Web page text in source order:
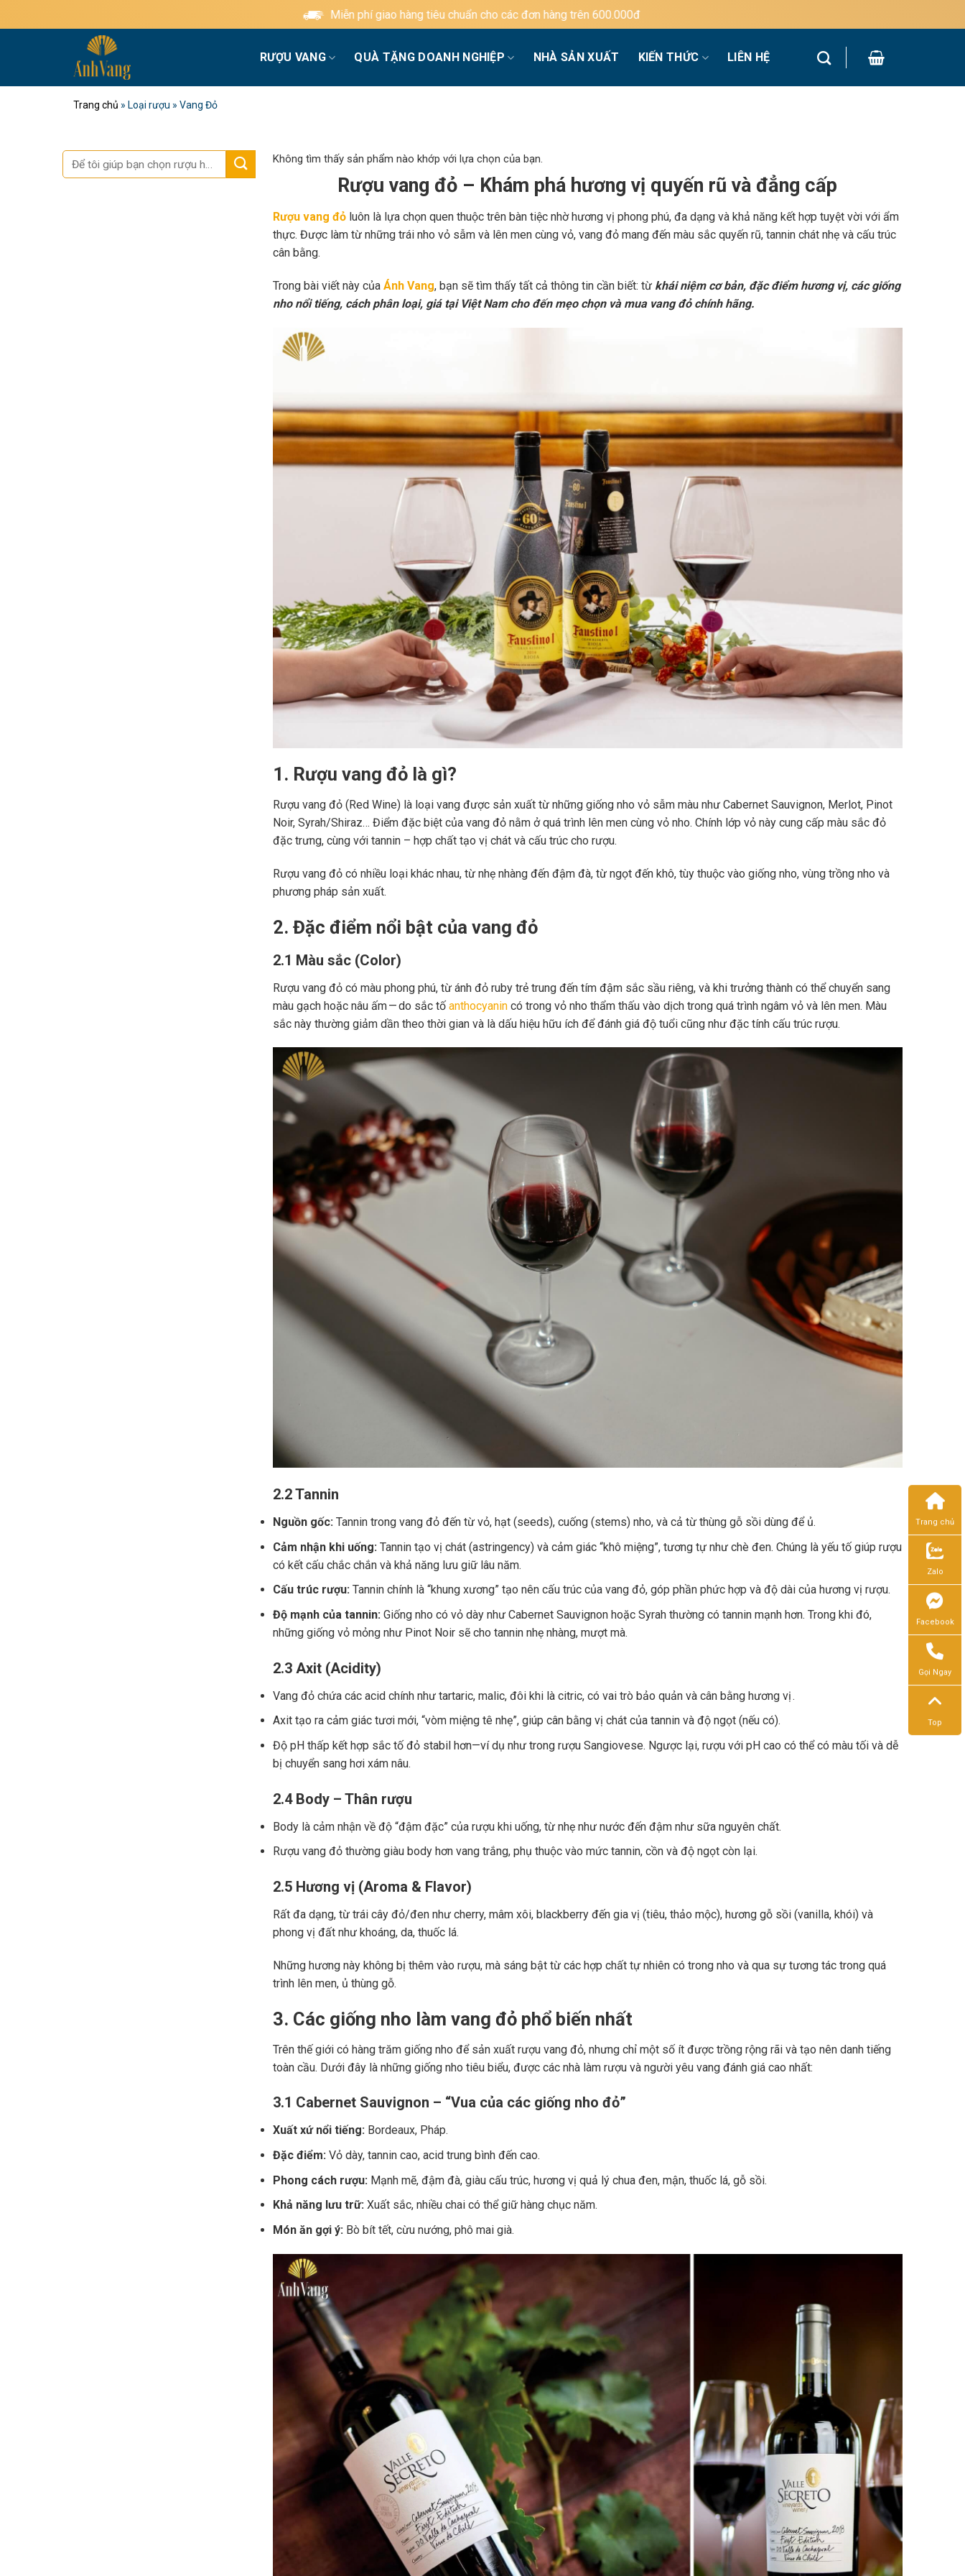
qua
Miễn phí giao hàng tiêu chuẩn cho các đơn hàng trên 600.000đ
RƯỢU VANG QUÀ TẶNG DOANH NGHIỆP NHÀ SẢN XUẤT KIẾN THỨC LIÊN HỆ
Trang chủ » Loại rượu » Vang Đỏ
Tìm
kiếm:
Không tìm thấy sản phẩm nào khớp với lựa chọn của bạn.
Rượu vang đỏ – Khám phá hương vị quyến rũ và đẳng cấp
Rượu vang đỏluôn là lựa chọn quen thuộc trên bàn tiệc nhờ hương vị phong phú, đa dạng và khả năng kết hợp tuyệt vời với ẩm
thực. Được làm từ những trái nho vỏ sẫm và lên men cùng vỏ, vang đỏ mang đến màu sắc quyến rũ, tannin chát nhẹ và cấu trúc
cân bằng.
Trong bài viết này của Ánh Vang, bạn sẽ tìm thấy tất cả thông tin cần biết: từ khái niệm cơ bản, đặc điểm hương vị, các giống
nho nổi tiếng, cách phân loại, giá tại Việt Nam cho đến mẹo chọn và mua vang đỏ chính hãng.
1. Rượu vang đỏ là gì?
Rượu vang đỏ (Red Wine) là loại vang được sản xuất từ những giống nho vỏ sẫm màu như Cabernet Sauvignon, Merlot, Pinot
Noir, Syrah/Shiraz… Điểm đặc biệt của vang đỏ nằm ở quá trình lên men cùng vỏ nho. Chính lớp vỏ này cung cấp màu sắc đỏ
đặc trưng, cùng với tannin – hợp chất tạo vị chát và cấu trúc cho rượu.
Rượu vang đỏ có nhiều loại khác nhau, từ nhẹ nhàng đến đậm đà, từ ngọt đến khô, tùy thuộc vào giống nho, vùng trồng nho và
phương pháp sản xuất.
2. Đặc điểm nổi bật của vang đỏ
2.1 Màu sắc (Color)
Rượu vang đỏ có màu phong phú, từ ánh đỏ ruby trẻ trung đến tím đậm sắc sầu riêng, và khi trưởng thành có thể chuyển sang
màu gạch hoặc nâu ấm — do sắc tố anthocyanincó trong vỏ nho thẩm thấu vào dịch trong quá trình ngâm vỏ và lên men. Màu
sắc này thường giảm dần theo thời gian và là dấu hiệu hữu ích để đánh giá độ tuổi cũng như đặc tính cấu trúc rượu.
2.2 Tannin
Nguồn gốc:Tannin trong vang đỏ đến từ vỏ, hạt (seeds), cuống (stems) nho, và cả từ thùng gỗ sồi dùng để ủ.
Cảm nhận khi uống:Tannin tạo vị chát (astringency) và cảm giác “khô miệng”, tương tự như chè đen. Chúng là yếu tố giúp rượu
có kết cấu chắc chắn và khả năng lưu giữ lâu năm.
Cấu trúc rượu:Tannin chính là “khung xương” tạo nên cấu trúc của vang đỏ, góp phần phức hợp và độ dài của hương vị rượu.
Độ mạnh của tannin:Giống nho có vỏ dày như Cabernet Sauvignon hoặc Syrah thường có tannin mạnh hơn. Trong khi đó,
những giống vỏ mỏng như Pinot Noir sẽ cho tannin nhẹ nhàng, mượt mà.
2.3 Axit (Acidity)
Vang đỏ chứa các acid chính như tartaric, malic, đôi khi là citric, có vai trò bảo quản và cân bằng hương vị .
Axit tạo ra cảm giác tươi mới, “vòm miệng tê nhẹ”, giúp cân bằng vị chát của tannin và độ ngọt (nếu có).
Độ pH thấp kết hợp sắc tố đỏ stabil hơn—ví dụ như trong rượu Sangiovese. Ngược lại, rượu với pH cao có thể có màu tối và dễ
bị chuyển sang hơi xám nâu.
2.4 Body – Thân rượu
Body là cảm nhận về độ “đậm đặc” của rượu khi uống, từ nhẹ như nước đến đậm như sữa nguyên chất.
Rượu vang đỏ thường giàu body hơn vang trắng, phụ thuộc vào mức tannin, cồn và độ ngọt còn lại.
2.5 Hương vị (Aroma & Flavor)
Rất đa dạng, từ trái cây đỏ/đen như cherry, mâm xôi, blackberry đến gia vị (tiêu, thảo mộc), hương gỗ sồi (vanilla, khói) và
phong vị đất như khoáng, da, thuốc lá.
Những hương này không bị thêm vào rượu, mà sáng bật từ các hợp chất tự nhiên có trong nho và qua sự tương tác trong quá
trình lên men, ủ thùng gỗ.
3. Các giống nho làm vang đỏ phổ biến nhất
Trên thế giới có hàng trăm giống nho để sản xuất rượu vang đỏ, nhưng chỉ một số ít được trồng rộng rãi và tạo nên danh tiếng
toàn cầu. Dưới đây là những giống nho tiêu biểu, được các nhà làm rượu và người yêu vang đánh giá cao nhất:
3.1 Cabernet Sauvignon – “Vua của các giống nho đỏ”
Xuất xứ nổi tiếng:Bordeaux, Pháp.
Đặc điểm:Vỏ dày, tannin cao, acid trung bình đến cao.
Phong cách rượu: Mạnh mẽ, đậm đà, giàu cấu trúc, hương vị quả lý chua đen, mận, thuốc lá, gỗ sồi.
Khả năng lưu trữ:Xuất sắc, nhiều chai có thể giữ hàng chục năm.
Món ăn gợi ý: Bò bít tết, cừu nướng, phô mai già.
Trang chủ
Zalo
Facebook
Gọi Ngay
Top